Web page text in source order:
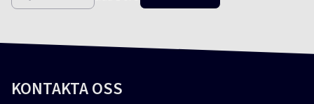
KONTAKTA OSS